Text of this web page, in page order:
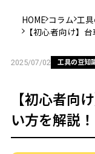
HOME コラム 工
【初心者向け】台
2025/07/02 工具の豆知
【初心者向
い方を解説！